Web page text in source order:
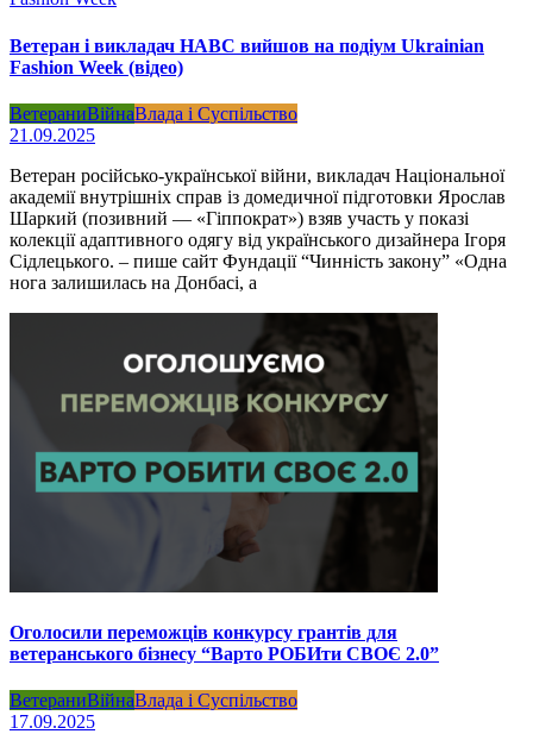
Ветеран і викладач НАВС вийшов на подіум Ukrainian
Fashion Week (відео)
ВетераниВійнаВлада і Суспільство
21.09.2025
Ветеран російсько-української війни, викладач Національної
академії внутрішніх справ із домедичної підготовки Ярослав
Шаркий (позивний — «Гіппократ») взяв участь у показі
колекції адаптивного одягу від українського дизайнера Ігоря
Сідлецького. – пише сайт Фундації “Чинність закону” «Одна
нога залишилась на Донбасі, а
Оголосили переможців конкурсу грантів для
ветеранського бізнесу “Варто РОБИти СВОЄ 2.0”
ВетераниВійнаВлада і Суспільство
17.09.2025